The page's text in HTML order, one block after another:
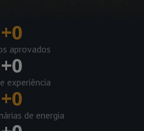
+0
aprovados
+0
experiência
+0
de energia